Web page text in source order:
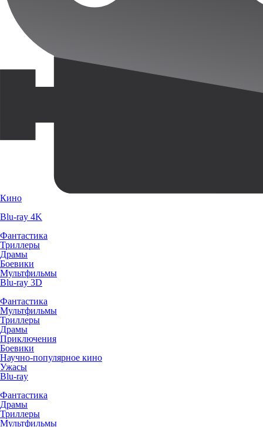
Кино
Blu-ray 4K
Фантастика
Триллеры
Драмы
Боевики
Мультфильмы
Blu-ray 3D
Фантастика
Мультфильмы
Триллеры
Драмы
Приключения
Боевики
Научно-популярное кино
Ужасы
Blu-ray
Фантастика
Драмы
Триллеры
Мультфильмы